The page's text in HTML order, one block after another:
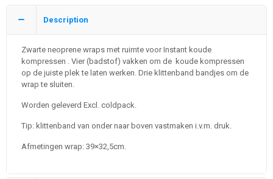
Description
Zwarte neoprene wraps met ruimte voor Instant koude
kompressen . Vier (badstof) vakken om de koude kompressen
op de juiste plek te laten werken. Drie klittenband bandjes om de
wrap te sluiten.
Worden geleverd Excl. coldpack.
Tip: klittenband van onder naar boven vastmaken i.v.m. druk.
Afmetingen wrap: 39×32,5cm.